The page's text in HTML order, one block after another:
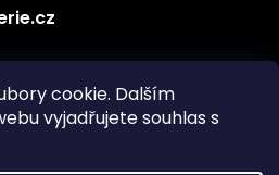
cookie. Dalším
vyjadřujete souhlas s